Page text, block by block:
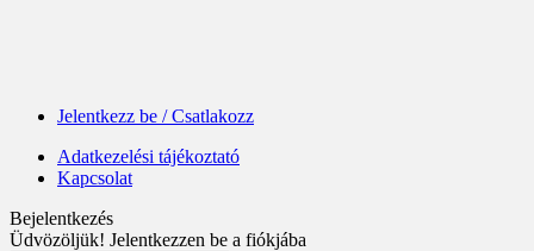
Jelentkezz be / Csatlakozz
Adatkezelési tájékoztató
Kapcsolat
Bejelentkezés
Üdvözöljük! Jelentkezzen be a fiókjába